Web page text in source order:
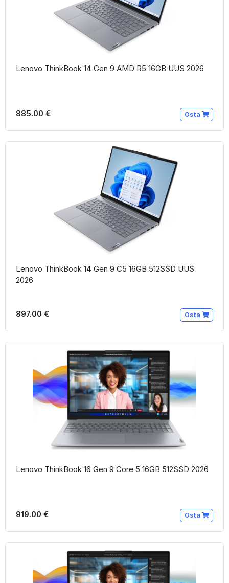
Lenovo ThinkBook 14 Gen 9 AMD R5 16GB UUS 2026
885.00 € Osta
Lenovo ThinkBook 14 Gen 9 C5 16GB 512SSD UUS
2026
897.00 € Osta
Lenovo ThinkBook 16 Gen 9 Core 5 16GB 512SSD 2026
919.00 € Osta